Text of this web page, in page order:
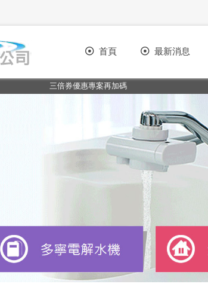
首頁 最新消息
優惠專案再加碼